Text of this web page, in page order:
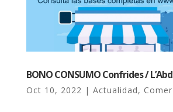
BONO CONSUMO Confrides /
Oct 10, 2022 | Actualidad,